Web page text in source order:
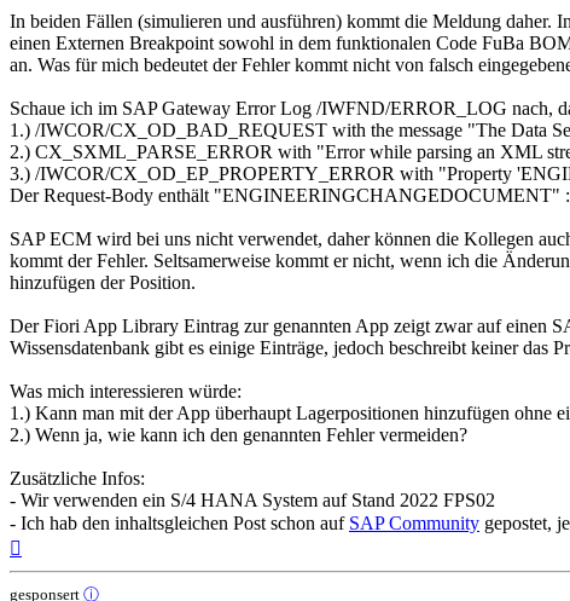
In beiden Fällen (simulieren und ausführen) kommt die Meldung
einen Externen Breakpoint sowohl in dem funktionalen Code FuBa
an. Was für mich bedeutet der Fehler kommt nicht von falsch
Schaue ich im SAP Gateway Error Log /IWFND/ERROR_LOG nach,
1.) /IWCOR/CX_OD_BAD_REQUEST with the message "The Data
2.) CX_SXML_PARSE_ERROR with "Error while parsing an XML
3.) /IWCOR/CX_OD_EP_PROPERTY_ERROR with "Property
Der Request-Body enthält "ENGINEERINGCHANGEDOCUMENT"
SAP ECM wird bei uns nicht verwendet, daher können die Kollegen
kommt der Fehler. Seltsamerweise kommt er nicht, wenn ich die
hinzufügen der Position.
Der Fiori App Library Eintrag zur genannten App zeigt zwar auf einen
Wissensdatenbank gibt es einige Einträge, jedoch beschreibt keiner das
Was mich interessieren würde:
1.) Kann man mit der App überhaupt Lagerpositionen hinzufügen ohne
2.) Wenn ja, wie kann ich den genannten Fehler vermeiden?
Zusätzliche Infos:
- Wir verwenden ein S/4 HANA System auf Stand 2022 FPS02
- Ich hab den inhaltsgleichen Post schon auf SAP Community gepostet,
gesponsert ⓘ